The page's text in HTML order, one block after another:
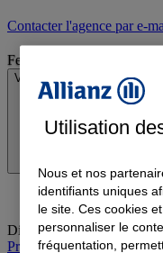
Contacter l'agence par e-
Fermé
Voir les horaires
Dimanche: Fermé
Prendre rendez-vous à
Utilisation
Nous et nos
identifiants uniques
le site. Ces cookies
personnaliser le
fréquentation,